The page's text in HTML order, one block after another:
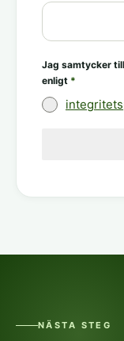
Jag samtycker
enligt *
NÄSTA STEG